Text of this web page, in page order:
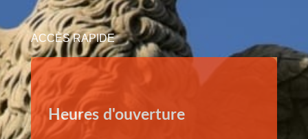
ACCÈS RAPIDE
Heures d'ouverture